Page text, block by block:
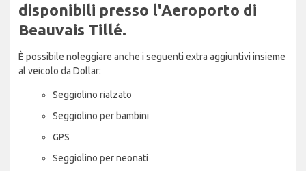
disponibili presso l'Aeroporto di
Beauvais Tillé.
È possibile noleggiare anche i seguenti extra aggiuntivi insieme
al veicolo da Dollar:
Seggiolino rialzato
Seggiolino per bambini
GPS
Seggiolino per neonati